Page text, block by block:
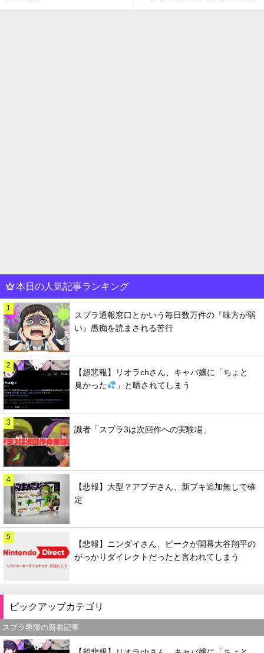
本日の人気記事ランキング
1
スプラ通報窓口とかいう毎日数万件の『味方が弱
い』愚痴を読まされる苦行
2
【超悲報】リオラchさん、キャバ嬢に「ちょと
臭かった
」と晒されてしまう
3
識者「スプラ3は次回作への実験場」
4
【悲報】大型？アプデさん、新ブキ追加無しで確
定
5
【悲報】ニンダイさん、ピークが開幕大谷翔平の
がっかりダイレクトだったと言われてしまう
ピックアップカテゴリ
スプラ界隈の新着記事